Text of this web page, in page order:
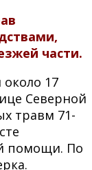
части.
17
Северной
травм 71-
помощи. По